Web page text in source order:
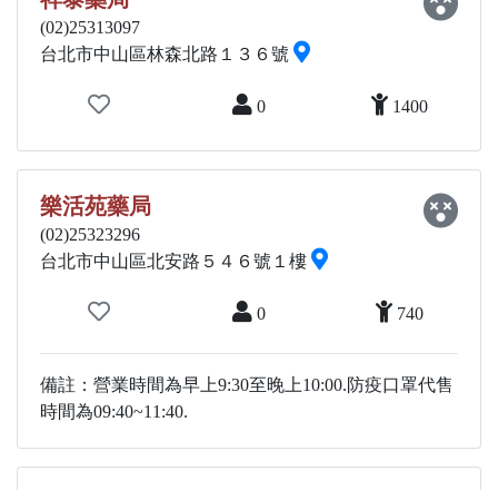
(02)25313097
台北市中山區林森北路１３６號
0 1400
樂活苑藥局
(02)25323296
台北市中山區北安路５４６號１樓
0 740
備註：營業時間為早上9:30至晚上10:00.防疫口罩代售
時間為09:40~11:40.